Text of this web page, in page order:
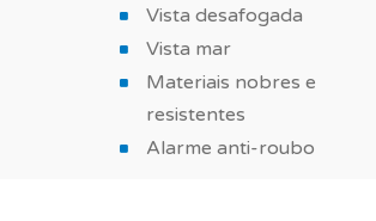
pontos fortes desta moradia de sonho?
com materiais de qualidade. E uma
ou com amigos. Um produto
Vista desafogada
Vista mar
Materiais nobres e
resistentes
Alarme anti-roubo